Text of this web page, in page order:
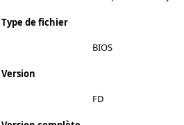
Type de fichier
BIOS
Version
FD